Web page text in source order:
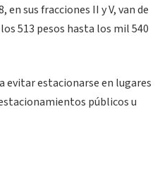
sus fracciones II y V, van de
los 513 pesos hasta los mil 540
evitar estacionarse en lugares
públicos u